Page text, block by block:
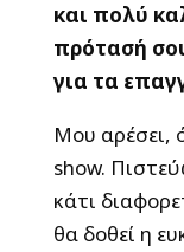
και πολύ
πρότασή
για τα
Μου αρέσει,
show.
κάτι
θα δοθεί η